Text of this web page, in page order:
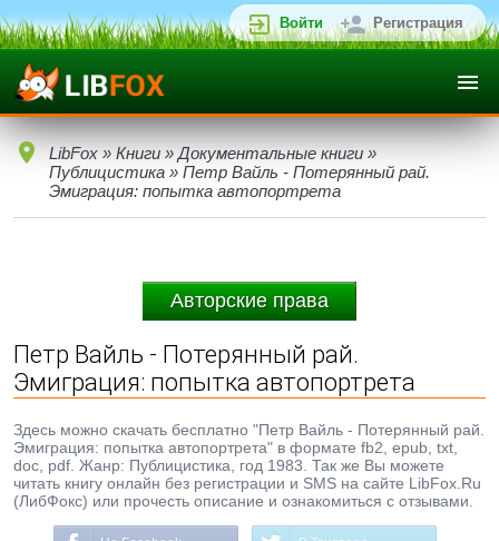
Войти Регистрация
LibFox » Книги » Документальные книги »
Публицистика » Петр Вайль - Потерянный рай.
Эмиграция: попытка автопортрета
Авторские права
Петр Вайль - Потерянный рай.
Эмиграция: попытка автопортрета
Здесь можно скачать бесплатно "Петр Вайль - Потерянный рай.
Эмиграция: попытка автопортрета" в формате fb2, epub, txt,
doc, pdf. Жанр: Публицистика, год 1983. Так же Вы можете
читать книгу онлайн без регистрации и SMS на сайте LibFox.Ru
(ЛибФокс) или прочесть описание и ознакомиться с отзывами.